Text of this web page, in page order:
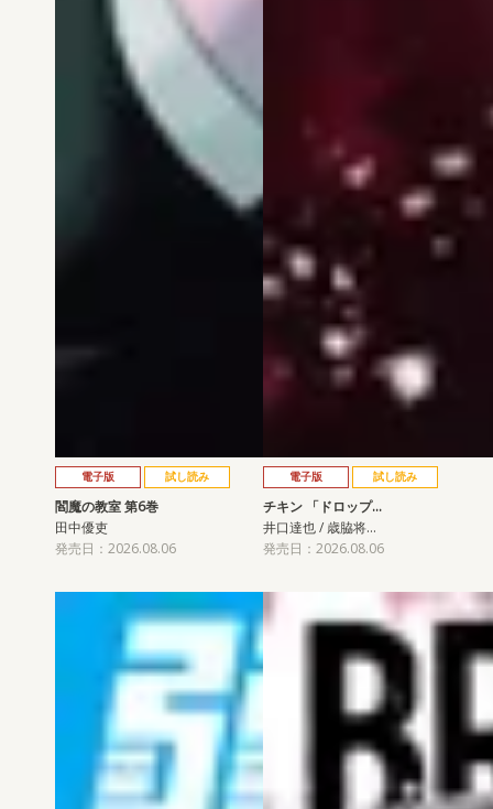
電子版 試し読み
閻魔の教室 第6巻
田中優吏
発売日：2026.08.06
電子版 試し読み
チキン 「ドロップ…
井口達也 / 歳脇将…
発売日：2026.08.06